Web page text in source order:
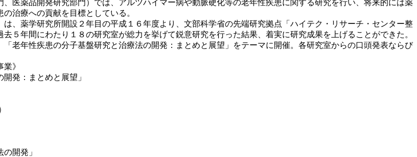
医薬品開発研究部門）では、アルツハイマー病や動脈硬化等の老年性疾患に関する研究を行い、将来的には薬
治療への貢献を目標としている。
、薬学研究所開設２年目の平成１６年度より、文部科学省の先端研究拠点「ハイテク・リサーチ・センター整
５年間にわたり１８の研究室が総力を挙げて鋭意研究を行った結果、着実に研究成果を上げることができた。
老年性疾患の分子基盤研究と治療法の開発：まとめと展望」をテーマに開催。各研究室からの口頭発表ならび
》
発：まとめと展望」
開発」